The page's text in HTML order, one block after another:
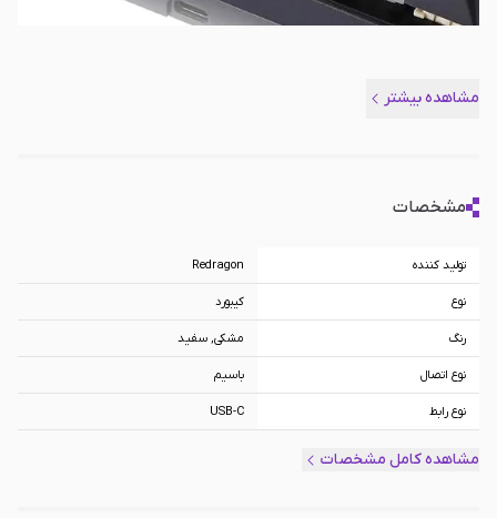
مشاهده بیشتر
مشخصات
تولید کننده Redragon
نوع کیبورد
رنگ مشکی, سفید
نوع اتصال باسیم
نوع رابط USB-C
مشاهده کامل مشخصات